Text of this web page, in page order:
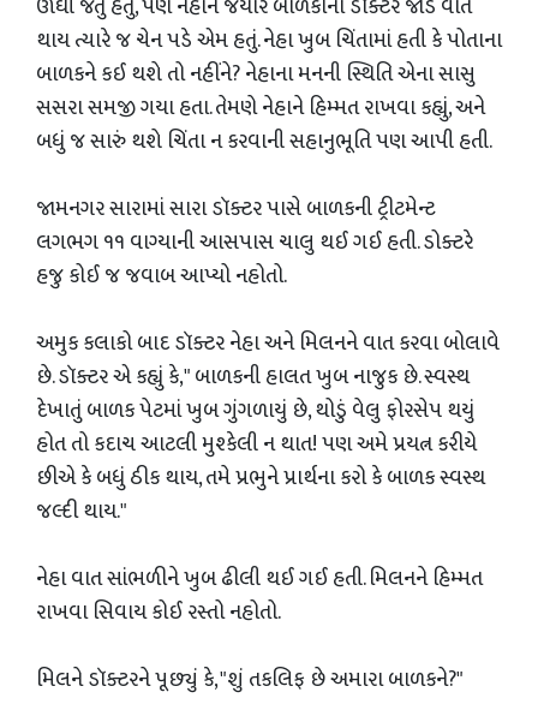
ઊંઘી જતું હતું, પણ નેહાને જયારે બાળકોના ડૉક્ટર જોડે વાત
થાય ત્યારે જ ચેન પડે એમ હતું. નેહા ખુબ ચિંતામાં હતી કે પોતાના
બાળકને કઈ થશે તો નહીંને? નેહાના મનની સ્થિતિ એના સાસુ
સસરા સમજી ગયા હતા. તેમણે નેહાને હિમ્મત રાખવા કહ્યું, અને
બધું જ સારું થશે ચિંતા ન કરવાની સહાનુભૂતિ પણ આપી હતી.
જામનગર સારામાં સારા ડૉક્ટર પાસે બાળકની ટ્રીટમેન્ટ
લગભગ ૧૧ વાગ્યાની આસપાસ ચાલુ થઈ ગઈ હતી. ડોક્ટરે
હજુ કોઈ જ જવાબ આપ્યો નહોતો.
અમુક કલાકો બાદ ડૉક્ટર નેહા અને મિલનને વાત કરવા બોલાવે
છે. ડૉક્ટર એ કહ્યું કે," બાળકની હાલત ખુબ નાજુક છે. સ્વસ્થ
દેખાતું બાળક પેટમાં ખુબ ગુંગળાયું છે, થોડું વેલુ ફોરસેપ થયું
હોત તો કદાચ આટલી મુશ્કેલી ન થાત! પણ અમે પ્રયત્ન કરીયે
છીએ કે બધું ઠીક થાય, તમે પ્રભુને પ્રાર્થના કરો કે બાળક સ્વસ્થ
જલ્દી થાય."
નેહા વાત સાંભળીને ખુબ ઢીલી થઈ ગઈ હતી. મિલનને હિમ્મત
રાખવા સિવાય કોઈ રસ્તો નહોતો.
મિલને ડૉક્ટરને પૂછ્યું કે, "શું તકલિફ છે અમારા બાળકને?"